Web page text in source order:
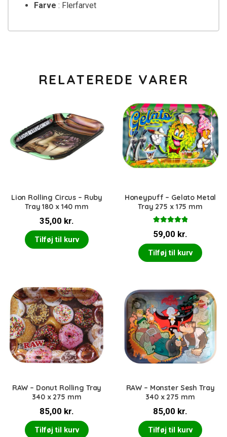
Farve : Flerfarvet
RELATEREDE VARER
Lion Rolling Circus – Ruby
Tray 180 x 140 mm
35,00 kr.
Tilføj til kurv
Honeypuff – Gelato Metal
Tray 275 x 175 mm
5.00ud af 5
59,00 kr.
Tilføj til kurv
RAW – Donut Rolling Tray
340 x 275 mm
85,00 kr.
Tilføj til kurv
RAW – Monster Sesh Tray
340 x 275 mm
85,00 kr.
Tilføj til kurv